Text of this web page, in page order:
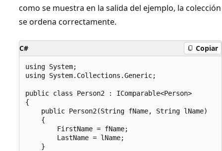
como se muestra en la salida del ejemplo, la colección
se ordena correctamente.
C# Copiar
using System;
using System.Collections.Generic;
public class Person2 : IComparable<Person>
{
    public Person2(String fName, String lName)
    {
        FirstName = fName;
        LastName = lName;
    }